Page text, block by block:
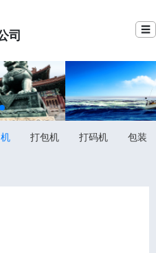
司 ☰
打包机 打码机
包装